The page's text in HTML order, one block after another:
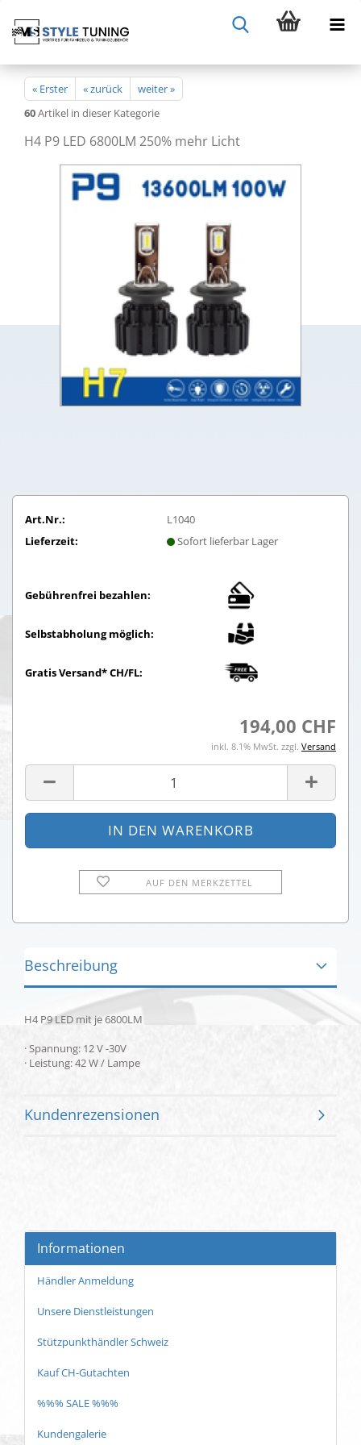
« Erster « zurück
weiter »
60Artikel in dieser Kategorie
H4 P9 LED 6800LM 250% mehr Licht
Art.Nr.:
L1040
Lieferzeit:
Sofort lieferbar Lager
Gebührenfrei bezahlen:
Selbstabholung möglich:
Gratis Versand* CH/FL:
194,00 CHF
inkl. 8.1% MwSt. zzgl. Versand
AUF DEN MERKZETTEL
Beschreibung
H4 P9 LED mit je 6800LM
· Spannung: 12 V -30V
· Leistung: 42 W / Lampe
Kundenrezensionen
Informationen
Händler Anmeldung
Unsere Dienstleistungen
Stützpunkthändler Schweiz
Kauf CH-Gutachten
%%% SALE %%%
Kundengalerie